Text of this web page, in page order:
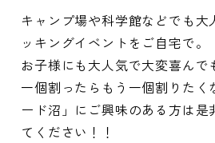
キャンプ場や科学館などでも大
ッキングイベントをご自宅で。
お子様にも大人気で大変喜ん
一個割ったらもう一個割りたく
ード沼」にご興味のある方は是
てください！！